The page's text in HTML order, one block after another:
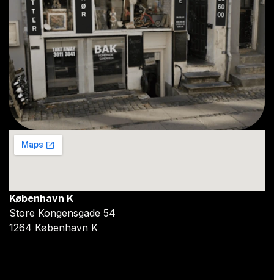
København K
Store Kongensgade 54
1264 København K